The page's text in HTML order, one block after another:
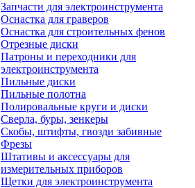
Запчасти для электроинструмента
Оснастка для граверов
Оснастка для строительных фенов
Отрезные диски
Патроны и переходники для
электроинструмента
Пильные диски
Пильные полотна
Полировальные круги и диски
Сверла, буры, зенкеры
Скобы, штифты, гвозди забивные
Фрезы
Штативы и аксессуары для
измерительных приборов
Щетки для электроинструмента